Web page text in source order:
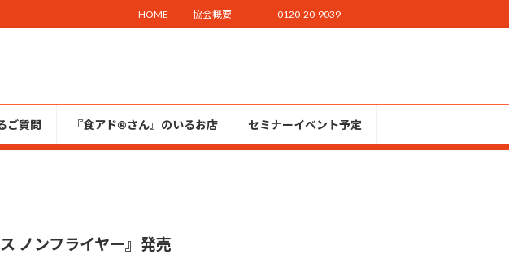
HOME 協会概要 0120-20-9039
ご質問 『食アド®︎さん』のいるお店 セミナーイベント予定
ノンフライヤー』発売